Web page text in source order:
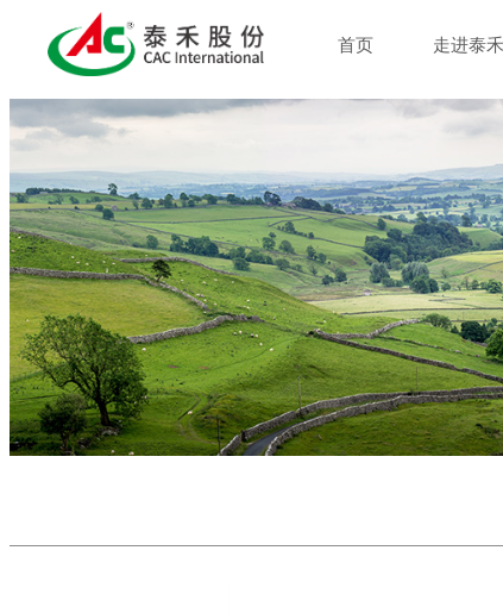
首页 走进泰禾